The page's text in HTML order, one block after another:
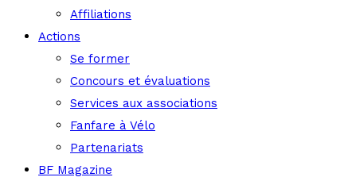
Affiliations
Actions
Se former
Concours et évaluations
Services aux associations
Fanfare à Vélo
Partenariats
BF Magazine